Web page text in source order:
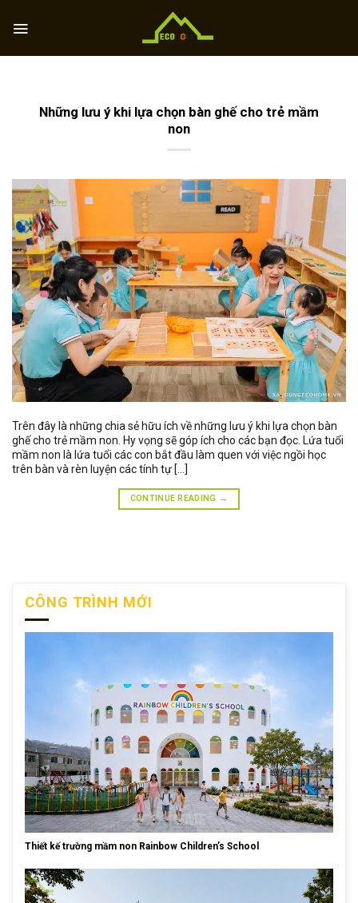
content
Những lưu ý khi lựa chọn bàn ghế cho trẻ mầm
non
Trên đây là những chia sẻ hữu ích về những lưu ý khi lựa chọn bàn
ghế cho trẻ mầm non. Hy vọng sẽ góp ích cho các bạn đọc. Lứa tuổi
mầm non là lứa tuổi các con bắt đầu làm quen với việc ngồi học
trên bàn và rèn luyện các tính tự […]
CONTINUE READING →
CÔNG TRÌNH MỚI
Thiết kế trường mầm non Rainbow Children’s School